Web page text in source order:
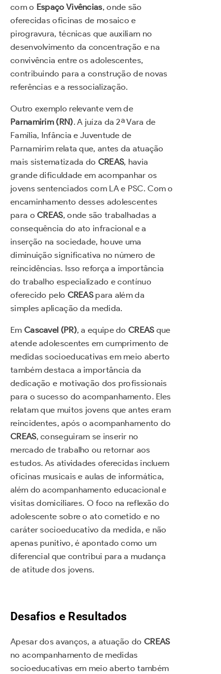
com o Espaço Vivências, onde são
oferecidas oficinas de mosaico e
pirogravura, técnicas que auxiliam no
desenvolvimento da concentração e na
convivência entre os adolescentes,
contribuindo para a construção de novas
referências e a ressocialização.
Outro exemplo relevante vem de
Parnamirim (RN). A juíza da 2ª Vara de
Família, Infância e Juventude de
Parnamirim relata que, antes da atuação
mais sistematizada do CREAS, havia
grande dificuldade em acompanhar os
jovens sentenciados com LA e PSC. Com o
encaminhamento desses adolescentes
para oCREAS, onde são trabalhadas a
consequência do ato infracional e a
inserção na sociedade, houve uma
diminuição significativa no número de
reincidências. Isso reforça a importância
do trabalho especializado e contínuo
oferecido pelo CREASpara além da
simples aplicação da medida.
Em Cascavel (PR), a equipe doCREASque
atende adolescentes em cumprimento de
medidas socioeducativas em meio aberto
também destaca a importância da
dedicação e motivação dos profissionais
para o sucesso do acompanhamento. Eles
relatam que muitos jovens que antes eram
reincidentes, após o acompanhamento do
CREAS, conseguiram se inserir no
mercado de trabalho ou retornar aos
estudos. As atividades oferecidas incluem
oficinas musicais e aulas de informática,
além do acompanhamento educacional e
visitas domiciliares. O foco na reflexão do
adolescente sobre o ato cometido e no
caráter socioeducativo da medida, e não
apenas punitivo, é apontado como um
diferencial que contribui para a mudança
de atitude dos jovens.
Desafios e Resultados
Apesar dos avanços, a atuação do CREAS
no acompanhamento de medidas
socioeducativas em meio aberto também